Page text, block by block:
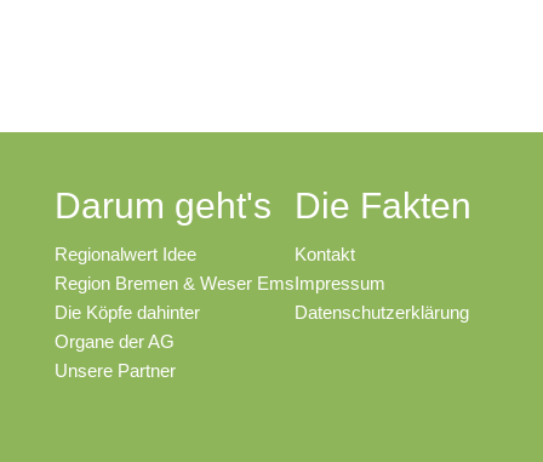
Darum geht's
Regionalwert Idee
Region Bremen & Weser Ems
Die Köpfe dahinter
Organe der AG
Unsere Partner
Die Fakten
Kontakt
Impressum
Datenschutzerklärung